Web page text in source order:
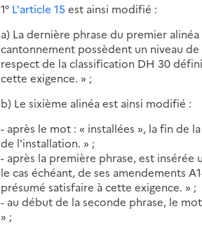
1° L'article 15 est ainsi modifié :
a) La dernière phrase du premier
cantonnement possèdent un niveau
respect de la classification DH 30
cette exigence. » ;
b) Le sixième alinéa est ainsi modifié :
- après le mot : « installées », la fin de
de l'installation. » ;
- après la première phrase, est insérée
le cas échéant, de ses amendements
présumé satisfaire à cette exigence. » ;
- au début de la seconde phrase, le
» ;